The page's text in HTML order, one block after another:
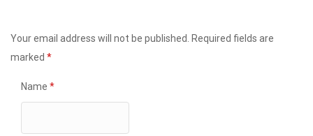
Your email address will not be published.
Required fields are
marked *
Name *